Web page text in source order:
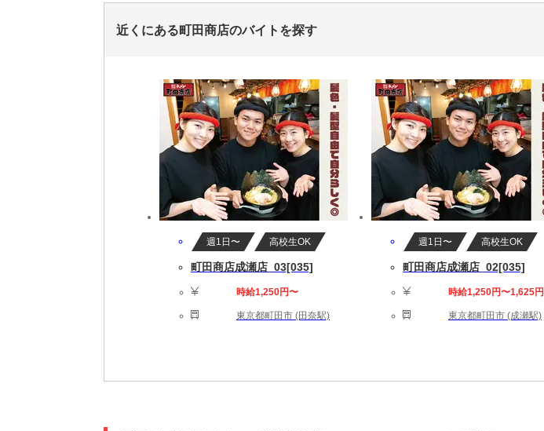
近くにある町田商店のバイトを探す
週1日〜 高校生OK
町田商店成瀬店_03[035]
時給1,250円〜
東京都町田市 (田奈駅)
週1日〜 高校生OK
町田商店成瀬店_02[035]
時給1,250円〜1,625円
東京都町田市 (成瀬駅)